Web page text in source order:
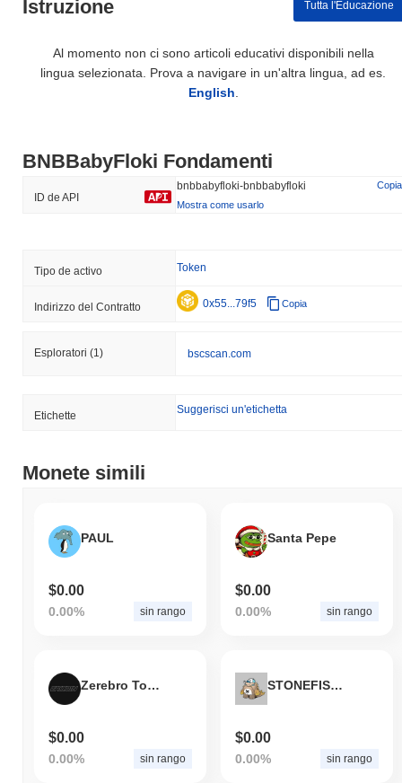
Istruzione Tutta l'Educazione
Al momento non ci sono articoli educativi disponibili nella
lingua selezionata. Prova a navigare in un'altra lingua, ad es.
English
BNBBabyFloki Fondamenti
ID de API
bnbbabyfloki-bnbbabyfloki
Copia
Mostra come usarlo
Tipo de activo Token
Indirizzo del Contratto 0x55...79f5 Copia
Esploratori (1) bscscan.com
Etichette Suggerisci un'etichetta
Monete simili
PAUL
$0.00
0.00% sin rango
Santa Pepe
$0.00
0.00% sin rango
Zerebro Token Of Transformation
$0.00
0.00% sin rango
STONEFISH AI
$0.00
0.00% sin rango